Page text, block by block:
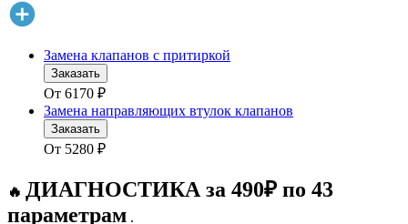
Замена клапанов с притиркой
Заказать
От 6170 ₽
Замена направляющих втулок клапанов
Заказать
От 5280 ₽
🔥 ДИАГНОСТИКА за 490₽ по 43
параметрам .